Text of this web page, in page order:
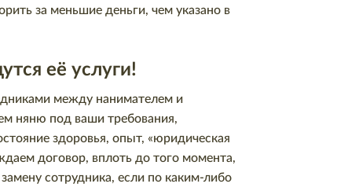
за меньшие деньги, чем указано в
её услуги!
между нанимателем и
няню под ваши требования,
здоровья, опыт, «юридическая
договор, вплоть до того момента,
сотрудника, если по каким-либо